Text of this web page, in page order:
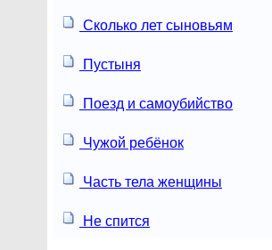
Сколько лет сыновьям
Пустыня
Поезд и самоубийство
Чужой ребёнок
Часть тела женщины
Не спится